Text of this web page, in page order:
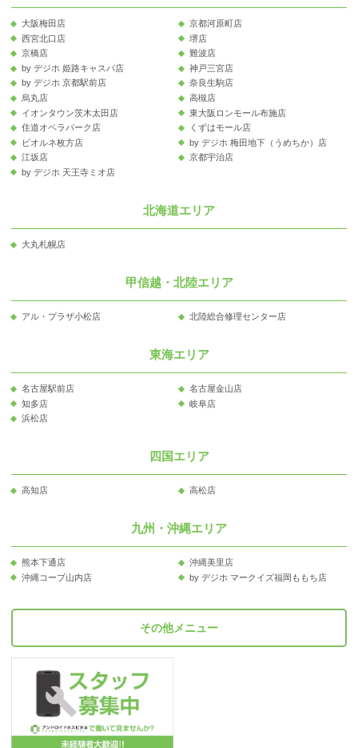
大阪梅田店
京都河原町店
西宮北口店
堺店
京橋店
難波店
by デジホ 姫路キャスパ店
神戸三宮店
by デジホ 京都駅前店
奈良生駒店
烏丸店
高槻店
イオンタウン茨木太田店
東大阪ロンモール布施店
住道オペラパーク店
くずはモール店
ビオルネ枚方店
by デジホ 梅田地下（うめちか）店
江坂店
京都宇治店
by デジホ 天王寺ミオ店
北海道エリア
大丸札幌店
甲信越・北陸エリア
アル・プラザ小松店 北陸総合修理センター店
東海エリア
名古屋駅前店
名古屋金山店
知多店
岐阜店
浜松店
四国エリア
高知店 高松店
九州・沖縄エリア
熊本下通店
沖縄美里店
沖縄コープ山内店
by デジホ マークイズ福岡ももち店
その他メニュー